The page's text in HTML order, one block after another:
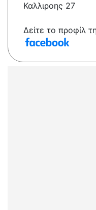
Καλλιροης 27
Δείτε το προφίλ